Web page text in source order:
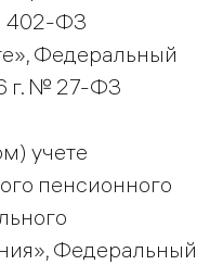
402-ФЗ
Федеральный
г. № 27-ФЗ
учете
пенсионного
Федеральный